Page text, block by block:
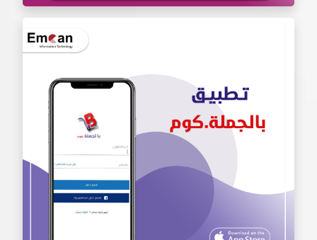
تطبيق أنا محترف Iam Pro